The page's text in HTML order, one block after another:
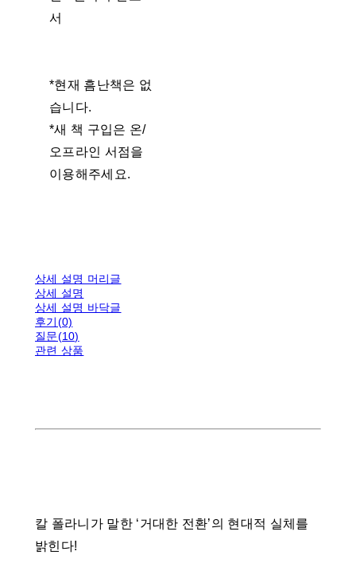
서
*현재 흠난책은 없
습니다.
*새 책 구입은 온/
오프라인 서점을
이용해주세요.
상세 설명 머리글
상세 설명
상세 설명 바닥글
후기(0)
질문(10)
관련 상품
칼 폴라니가 말한 ‘거대한 전환’의 현대적 실체를
밝힌다!